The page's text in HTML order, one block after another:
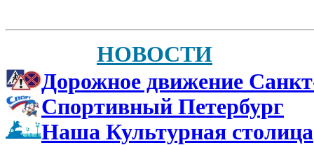
НОВОСТИ
Дорожное движение
Спортивный Петербург
Наша Культурная столица